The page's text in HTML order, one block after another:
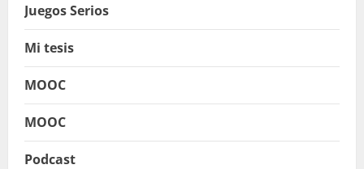
Juegos Serios
Mi tesis
MOOC
MOOC
Podcast